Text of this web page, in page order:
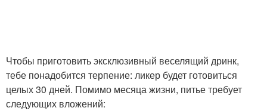
Чтобы приготовить эксклюзивный веселящий дринк,
тебе понадобится терпение: ликер будет готовиться
целых 30 дней. Помимо месяца жизни, питье требует
следующих вложений: